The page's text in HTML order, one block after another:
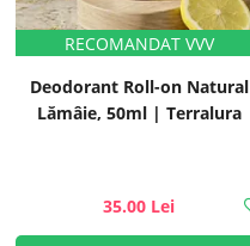
Deodorant Roll-on Natural
Lămâie, 50ml | Terralura
35.00 Lei